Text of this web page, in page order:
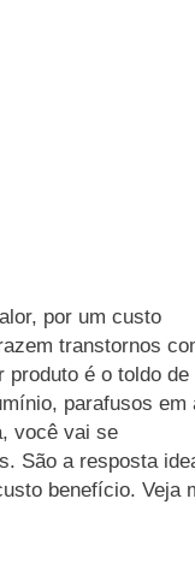
por um custo
transtornos
produto é o toldo de
parafusos em
você vai se
São a resposta
benefício. Veja